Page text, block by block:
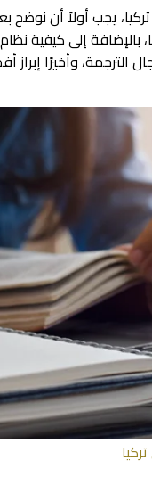
يجب أولاً أن نوضح
إلى كيفية
الترجمة، وأخيرًا